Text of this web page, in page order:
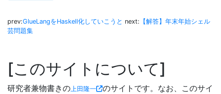
prev:GlueLangをHaskell化していこうと next: 【解答】年末年始シェル
芸問題集
このサイトについて
研究者兼物書きの上田隆一
のサイトです。なお、このサイ